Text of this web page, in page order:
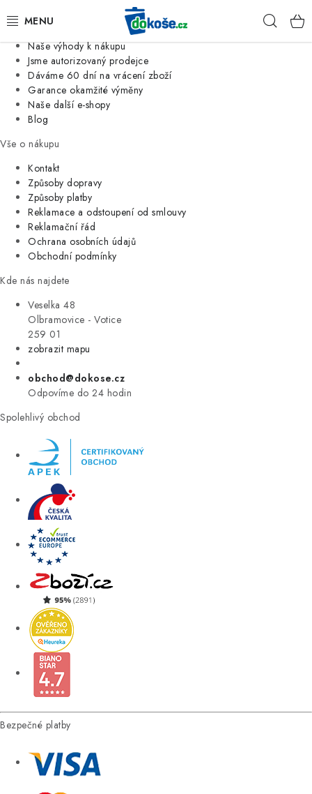
Jsme tradiční česká firma
Naše výhody k nákupu
Jsme autorizovaný prodejce
Dáváme 60 dní na vrácení zboží
Garance okamžité výměny
Naše další e-shopy
Blog
Vše o nákupu
Kontakt
Způsoby dopravy
Způsoby platby
Reklamace a odstoupení od smlouvy
Reklamační řád
Ochrana osobních údajů
Obchodní podmínky
Kde nás najdete
Veselka 48
Olbramovice - Votice
259 01
zobrazit mapu
obchod@dokose.cz
Odpovíme do 24 hodin
Spolehlivý obchod
Bezpečné platby
KOŠE
SÁČKY
KUCHYNĚ
ORGANIZACE
DOMÁCNOST
ÚKLID
VÝPRODEJ
ZNAČKY
Úvod Kontakt Blog
Moje objednávka